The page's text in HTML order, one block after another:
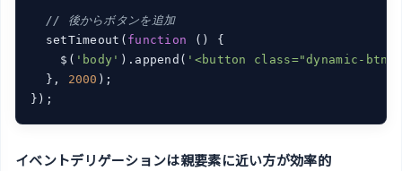
// 後からボタンを追加
  setTimeout(
function ( ) {
    $(
'body' ).append( '<button class="dynamic-btn">
  },
2000 );
});
イベントデリゲーションは親要素に近い方が効率的